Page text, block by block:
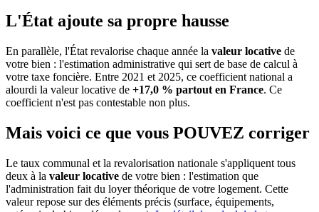
L'État ajoute sa propre hausse
En parallèle, l'État revalorise chaque année la valeur locative de
votre bien : l'estimation administrative qui sert de base de calcul à
votre taxe foncière. Entre 2021 et 2025, ce coefficient national a
alourdi la valeur locative de +17,0 % partout en France. Ce
coefficient n'est pas contestable non plus.
Mais voici ce que vous POUVEZ corriger
Le taux communal et la revalorisation nationale s'appliquent tous
deux à la valeur locative de votre bien : l'estimation que
l'administration fait du loyer théorique de votre logement. Cette
valeur repose sur des éléments précis (surface, équipements,